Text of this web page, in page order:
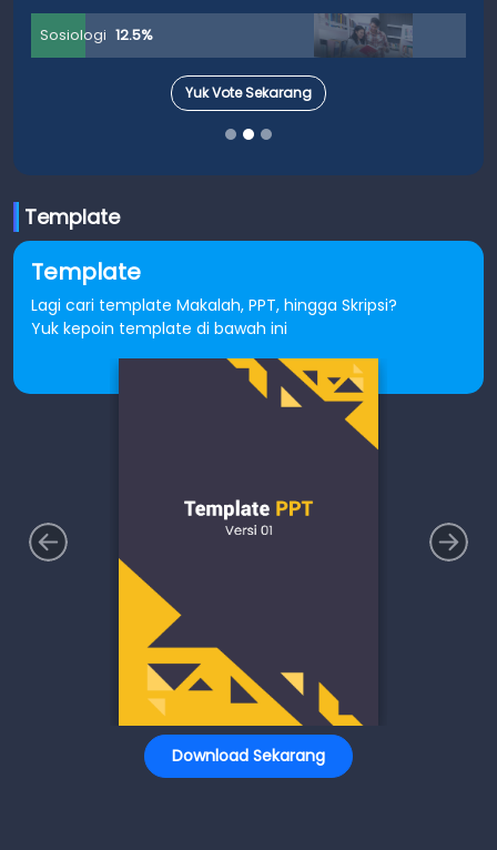
Sosiologi 12.5%
Yuk Vote Sekarang
Template
Template
Lagi cari template Makalah, PPT, hingga Skripsi?
Yuk kepoin template di bawah ini
Download Sekarang